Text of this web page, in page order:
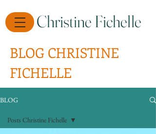
Christine Fichelle
BLOG CHRISTINE
FICHELLE
BLOG
Posts Christine Fichelle